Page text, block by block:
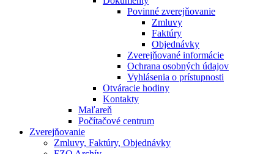
Povinné zverejňovanie
Zmluvy
Faktúry
Objednávky
Zverejňované informácie
Ochrana osobných údajov
Vyhlásenia o prístupnosti
Otváracie hodiny
Kontakty
Maľareň
Počítačové centrum
Zverejňovanie
Zmluvy, Faktúry, Objednávky